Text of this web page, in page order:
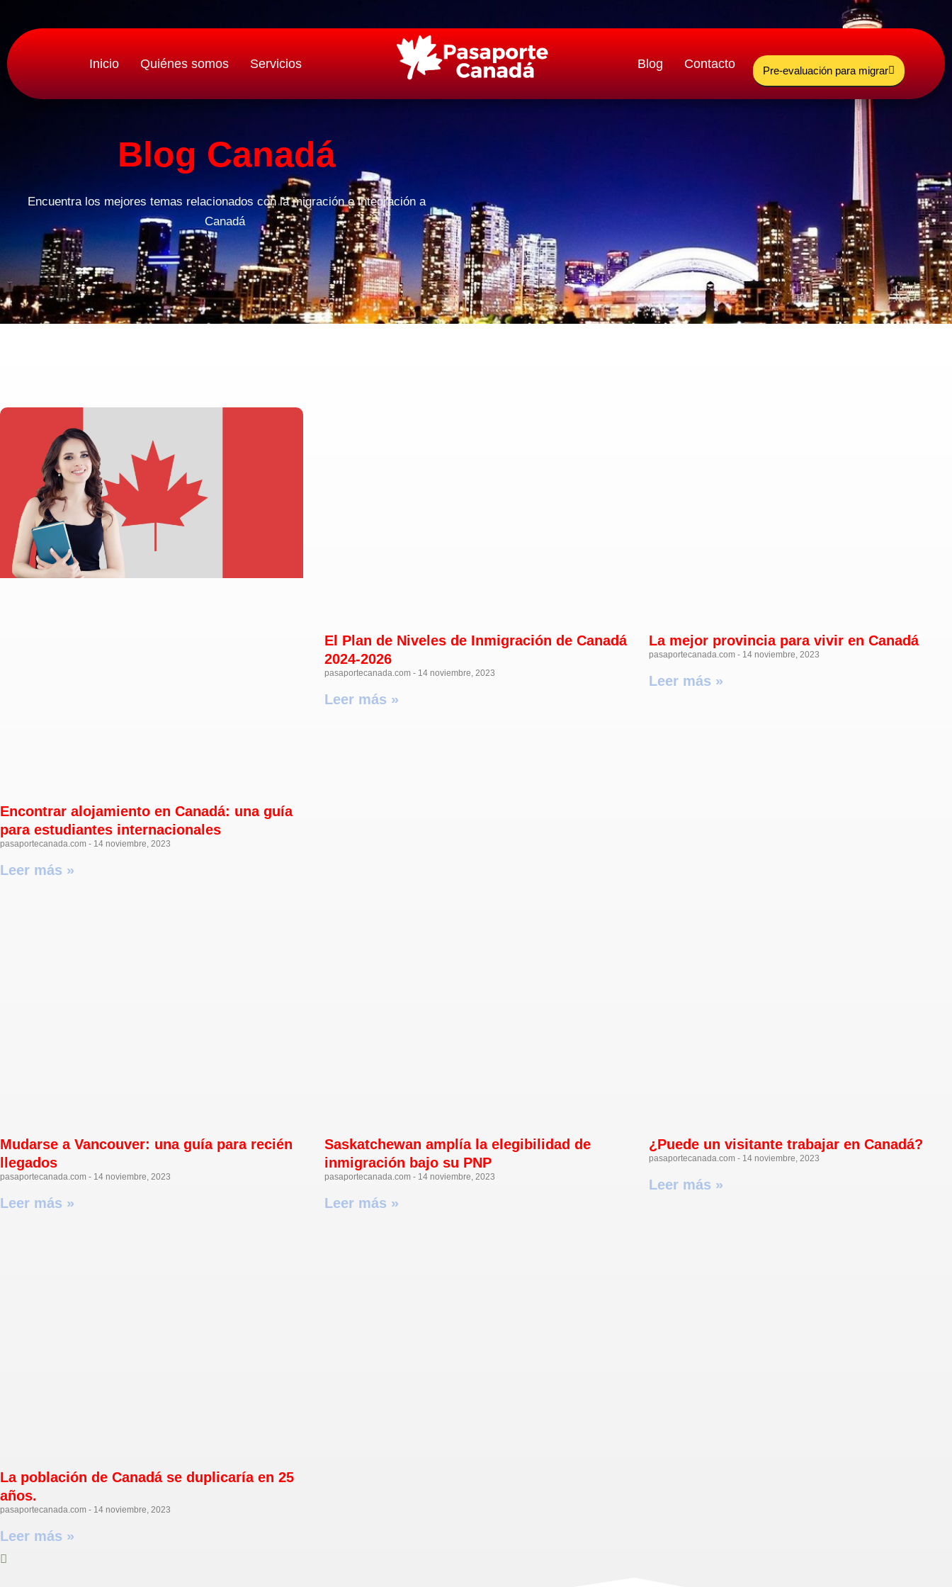
contenido
Inicio Quiénes somos Servicios Blog Contacto Pre-evaluación para migrar
Blog Canadá
Encuentra los mejores temas relacionados con la migración e integración a
Canadá
Encontrar alojamiento en Canadá: una guía
para estudiantes internacionales
pasaportecanada.com 14 noviembre, 2023
Leer más »
El Plan de Niveles de Inmigración de Canadá
2024-2026
pasaportecanada.com 14 noviembre, 2023
Leer más »
La mejor provincia para vivir en Canadá
pasaportecanada.com 14 noviembre, 2023
Leer más »
Mudarse a Vancouver: una guía para recién
llegados
pasaportecanada.com 14 noviembre, 2023
Leer más »
Saskatchewan amplía la elegibilidad de
inmigración bajo su PNP
pasaportecanada.com 14 noviembre, 2023
Leer más »
¿Puede un visitante trabajar en Canadá?
pasaportecanada.com 14 noviembre, 2023
Leer más »
La población de Canadá se duplicaría en 25
años.
pasaportecanada.com 14 noviembre, 2023
Leer más »